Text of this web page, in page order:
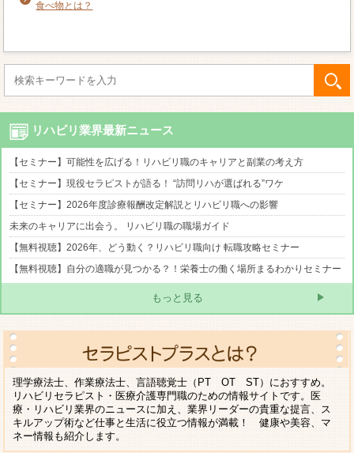
食べ物とは？
リハビリ業界最新ニュース
【セミナー】可能性を広げる！リハビリ職のキャリアと副業の考え方
【セミナー】現役セラピストが語る！ “訪問リハが選ばれる”ワケ
【セミナー】2026年度診療報酬改定解説とリハビリ職への影響
未来のキャリアに出会う。 リハビリ職の職場ガイド
【無料視聴】2026年、どう動く？リハビリ職向け 転職攻略セミナー
【無料視聴】自分の適職が見つかる？！栄養士の働く場所まるわかりセミナー
もっと見る
理学療法士、作業療法士、言語聴覚士（PT OT ST）におすすめ。
リハビリセラピスト・医療介護専門職のための情報サイトです。医
療・リハビリ業界のニュースに加え、業界リーダーの貴重な提言、ス
キルアップ術など仕事と生活に役立つ情報が満載！ 健康や美容、マ
ネー情報も紹介します。